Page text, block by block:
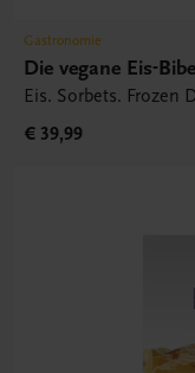
Gastronomie
Die vegane Eis-
Eis. Sorbets. Frozen
€ 39,99